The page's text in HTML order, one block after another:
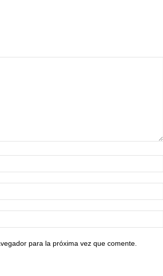
para la próxima vez que comente.